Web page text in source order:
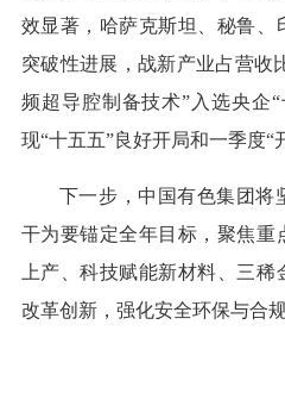
效显著，哈萨克斯坦、秘鲁、
突破性进展，战新产业占营收
频超导腔制备技术”入选央企
现“十五五”良好开局和一季度“
下一步，中国有色集团
干为要锚定全年目标，聚焦重
上产、科技赋能新材料、三稀
改革创新，强化安全环保与合